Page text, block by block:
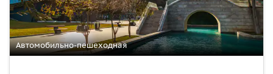
Автомобильно-пешеходная